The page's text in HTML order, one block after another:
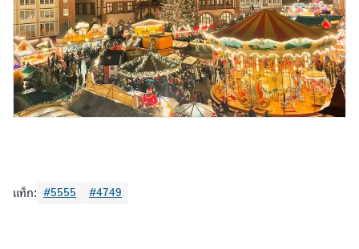
แท็ก: #5555 #4749